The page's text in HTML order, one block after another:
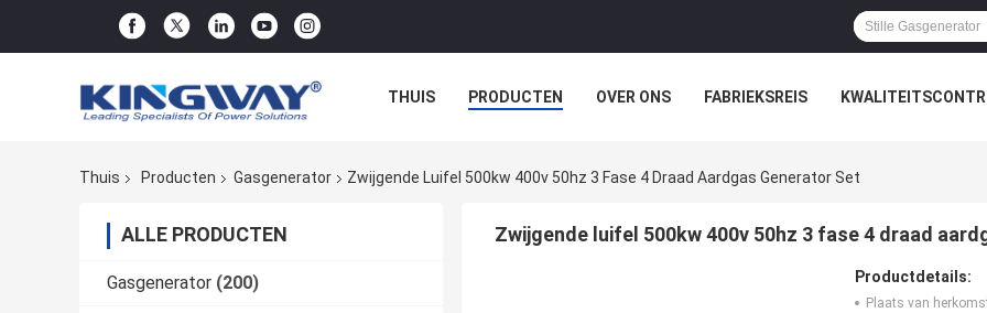
THUIS PRODUCTEN OVER ONS FABRIEKSREIS
Thuis Producten Gasgenerator Zwijgende Luifel 500kw 400v 50hz 3 Fase 4 Draad Aardgas Generator Set
ALLE PRODUCTEN
Gasgenerator (200)
Zwijgende luifel 500kw 400v 50hz 3 fase 4 draad
Productdetails:
Plaats van